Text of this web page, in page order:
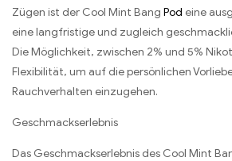
Zügen ist der Cool Mint Bang Pod eine
eine langfristige und zugleich
Die Möglichkeit, zwischen 2% und 5%
Flexibilität, um auf die persönlichen
Rauchverhalten einzugehen.
Geschmackserlebnis
Das Geschmackserlebnis des Cool Mint